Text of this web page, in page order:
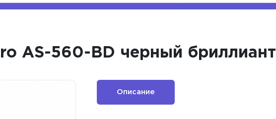
AS-560-BD черный бриллиант
Описание